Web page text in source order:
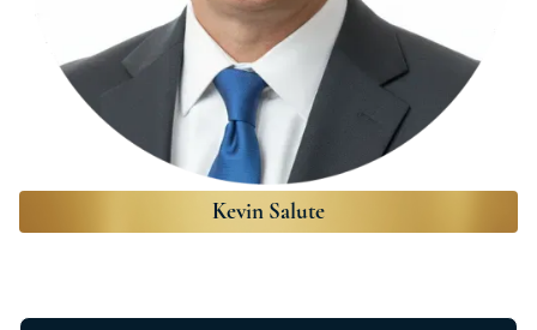
Kevin Salute